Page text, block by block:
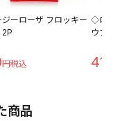
ーローザ フロッキー
2P
◇ロージー
ウブラシセ
418
商品